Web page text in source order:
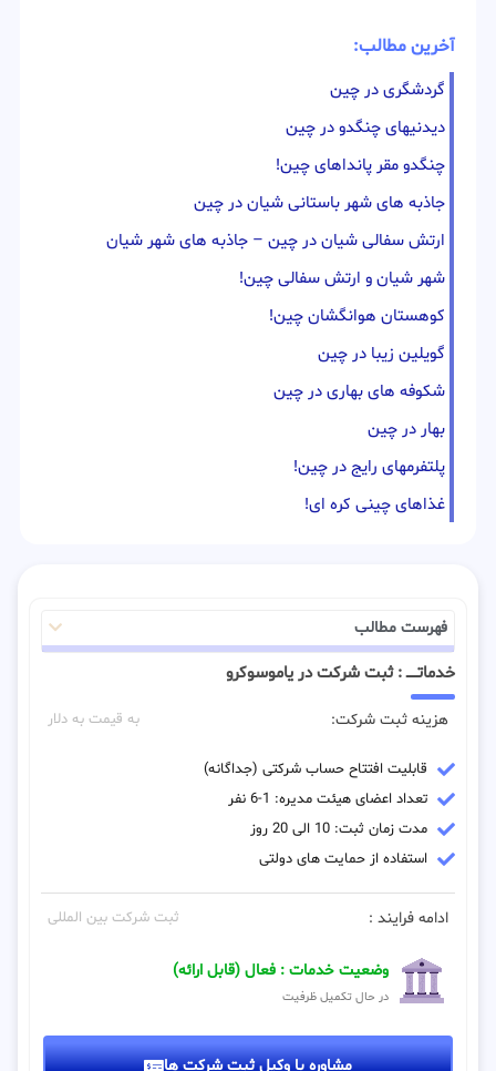
آخرین مطالب:
گردشگری در چین
دیدنیهای چنگدو در چین
چنگدو مقر پانداهای چین!
جاذبه های شهر باستانی شیان در چین
ارتش سفالی شیان در چین – جاذبه های شهر شیان
شهر شیان و ارتش سفالی چین!
کوهستان هوانگشان چین!
گویلین زیبا در چین
شکوفه های بهاری در چین
بهار در چین
پلتفرمهای رایج در چین!
غذاهای چینی کره ای!
فهرست مطالب
خدماتـــــ : ثبت شرکت در یاموسوکرو
هزینه ثبت شرکت: به قیمت به دلار
قابلیت افتتاح حساب شرکتی (جداگانه)
تعداد اعضای هیئت مدیره: 1-6 نفر
مدت زمان ثبت: 10 الی 20 روز
استفاده از حمایت های دولتی
ادامه فرایند : ثبت شرکت بین المللی
وضعیت خدمات : فعال (قابل ارائه)
در حال تکمیل ظرفیت
مشاوره با وکیل ثبت شرکت ها